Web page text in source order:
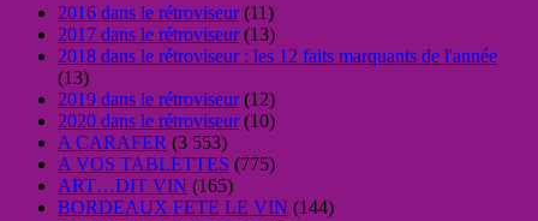
2016 dans le rétroviseur(11)
2017 dans le rétroviseur(13)
2018 dans le rétroviseur : les 12 faits marquants de l'année
(13)
2019 dans le rétroviseur(12)
2020 dans le rétroviseur(10)
A CARAFER (3 553)
A VOS TABLETTES (775)
ART…DIT VIN (165)
BORDEAUX FETE LE VIN (144)